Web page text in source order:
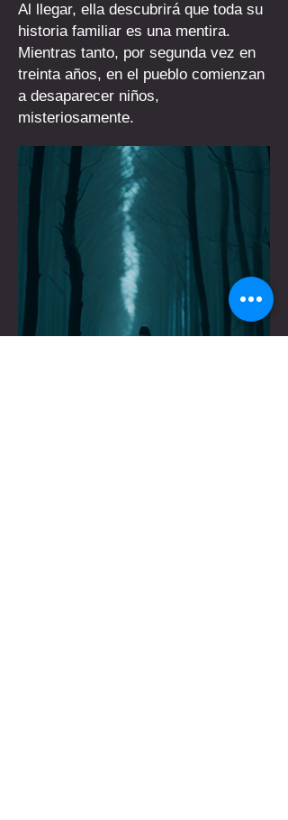
Al llegar, ella descubrirá que toda su
historia familiar es una mentira.
Mientras tanto, por segunda vez en
treinta años, en el pueblo comienzan
a desaparecer niños,
misteriosamente.